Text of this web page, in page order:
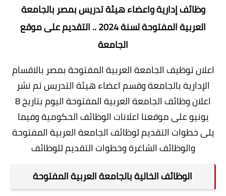
وظائف إدارية واعضاء هيئة تدريس بمصر بالجامعة
العربية المفتوحة لسنة 2024 .. التقديم على موقع
الجامعة
اعلان توظيف الجامعة العربية المفتوحة بمصر بالاقسام
الإدارية بالجامعة وقسم اعضاء هيئة التدريس تم نشر
اعلان وظائف الجامعة العربية المفتوحة اليوم بتاريخ 8
يونيو على موقعنا اعلانات الوظائف الحكومية وفيما
يلى خطوات التقديم لوظائف الجامعة العربية المفتوحة
والوظائف الشاغرة وخطوات التقديم للوظائف
الوظائف الخالية بالجامعة العربية المفتوحة